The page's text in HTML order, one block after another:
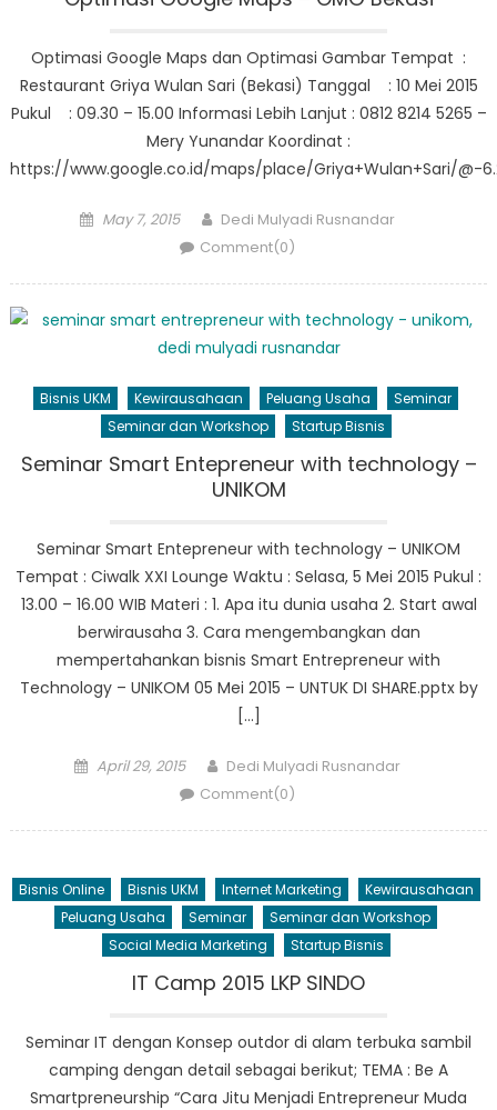
Optimasi Google Maps dan Optimasi Gambar Tempat :
Restaurant Griya Wulan Sari (Bekasi) Tanggal : 10 Mei 2015
Pukul : 09.30 – 15.00 Informasi Lebih Lanjut : 0812 8214 5265 –
Mery Yunandar Koordinat :
https://www.google.co.id/maps/place/Griya+Wulan+Sari/@-
Posted
May 7, 2015 Author
Dedi Mulyadi Rusnandar
Comment(0)
Bisnis UKM Kewirausahaan Peluang Usaha
Seminar
Seminar dan Workshop
Startup Bisnis
Seminar Smart Entepreneur with technology –
UNIKOM
Seminar Smart Entepreneur with technology – UNIKOM
Tempat : Ciwalk XXI Lounge Waktu : Selasa, 5 Mei 2015 Pukul :
13.00 – 16.00 WIB Materi : 1. Apa itu dunia usaha 2. Start awal
berwirausaha 3. Cara mengembangkan dan
mempertahankan bisnis Smart Entrepreneur with
Technology – UNIKOM 05 Mei 2015 – UNTUK DI SHARE.pptx by
[…]
Posted
April 29, 2015 Author
Dedi Mulyadi Rusnandar
Comment(0)
Bisnis Online Bisnis UKM Internet Marketing
Kewirausahaan
Peluang Usaha
Seminar
Seminar dan Workshop
Social Media Marketing
Startup Bisnis
IT Camp 2015 LKP SINDO
Seminar IT dengan Konsep outdor di alam terbuka sambil
camping dengan detail sebagai berikut; TEMA : Be A
Smartpreneurship “Cara Jitu Menjadi Entrepreneur Muda